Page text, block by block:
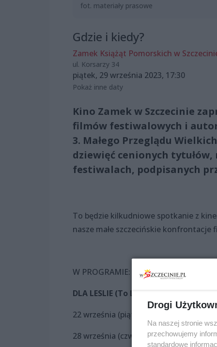
fot. materiały prasowe
Gdzie i kiedy?
Zamek Książąt Pomorskich w
ul. Korsarzy 34
piątek, 29 września 2023, 17:30
Pokaż inne daty
Kino Zamek w Szczecinie
filmów festiwalowych i
3. Małego Przeglądu
dziewięć cenionych
festiwalach, podpisanych
To będzie kilkudniowe spotkanie z
nasze małe szczecińskie konfrontacje
W PROGRAMIE:
DLA LESLIE (To Leslie) – POKAZ
22 września (piątek), godz. 17:00
28 września (czwartek), godz. 19:30
Drogi
Na naszej stronie
przechowujemy
standardowe